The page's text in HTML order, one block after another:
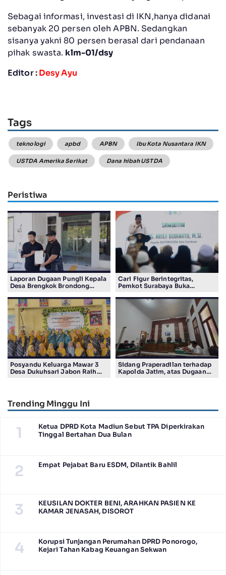
Sebagai informasi, investasi di IKN,hanya didanai
sebanyak 20 persen oleh APBN. Sedangkan
sisanya yakni 80 persen berasal dari pendanaan
pihak swasta. klm-01/dsy
Editor :Desy Ayu
Tags
teknologi apbd APBN Ibu Kota Nusantara IKN
USTDA Amerika Serikat Dana hibah USTDA
Peristiwa
Laporan Dugaan Pungli Kepala
Desa Brengkok Brondong
Lamongan
Cari Figur Berintegritas,
Pemkot Surabaya Buka
BAZNAS Periode 2026–2031
Posyandu Keluarga Mawar 3
Desa Dukuhsari Jabon Raih
Sidang Praperadilan terhadap
Kapolda Jatim, atas Dugaan
Trending Minggu Ini
1
Ketua DPRD Kota Madiun Sebut TPA Diperkirakan
Tinggal Bertahan Dua Bulan
2 Empat Pejabat Baru ESDM, Dilantik Bahlil
3
KEUSILAN DOKTER BENI, ARAHKAN PASIEN KE
KAMAR JENASAH, DISOROT
4
Korupsi Tunjangan Perumahan DPRD Ponorogo,
Kejari Tahan Kabag Keuangan Sekwan